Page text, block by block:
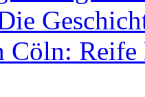
Cöln: